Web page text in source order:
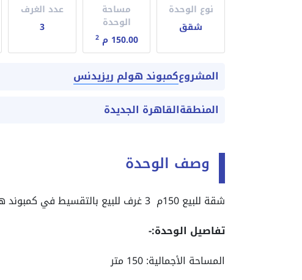
نوع الوحدة
شقق
مساحة
الوحدة
150.00 م
2
عدد الغرف
3
المشروعكمبوند هولم ريزيدنس
المنطقةالقاهرة الجديدة
وصف الوحدة
شقة للبيع 150م 3 غرف للبيع بالتقسيط في كمبوند هولم ريزيدنس التجمع الخامس
تفاصيل الوحدة:-
المساحة الأجمالية: 150 متر